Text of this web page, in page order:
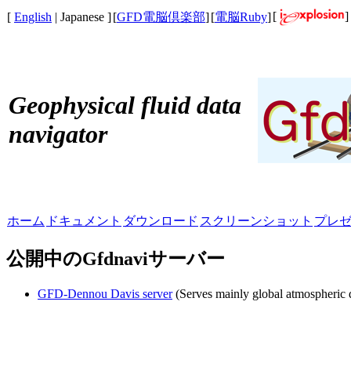
[ English | Japanese ][GFD電脳倶楽部][電脳Ruby][ ]
Geophysical fluid data
navigator
ホーム ドキュメント ダウンロード スクリーンショット プレ
公開中のGfdnaviサーバー
GFD-Dennou Davis server(Serves mainly global atmospheric